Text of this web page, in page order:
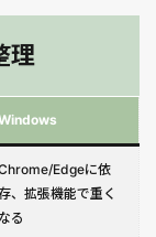
理
Edgeに依
、拡張機能で重く
なる